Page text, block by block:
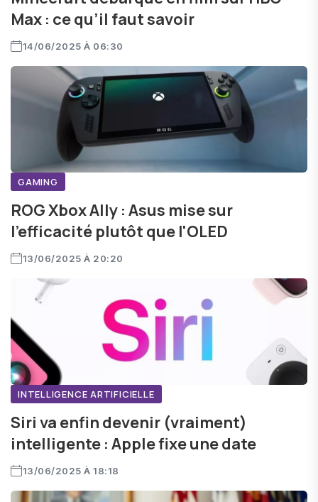
Max : ce qu’il faut savoir
14/06/2025 À 06:30
GAMING
ROG Xbox Ally : Asus mise sur
l'efficacité plutôt que l'OLED
13/06/2025 À 20:20
INTELLIGENCE ARTIFICIELLE
Siri va enfin devenir (vraiment)
intelligente : Apple fixe une date
13/06/2025 À 18:18